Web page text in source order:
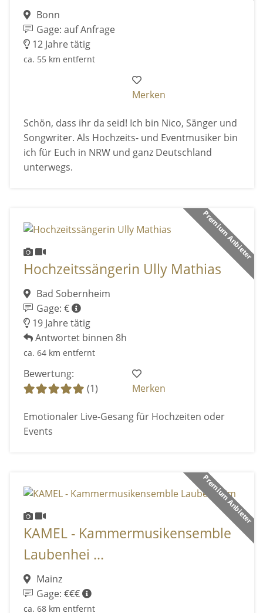
Bonn
Gage: auf Anfrage
12 Jahre tätig
ca. 55 km entfernt
Merken
Schön, dass ihr da seid! Ich bin Nico, Sänger und
Songwriter. Als Hochzeits- und Eventmusiker bin
ich für Euch in NRW und ganz Deutschland
unterwegs.
Premium Anbieter
Hochzeitssängerin Ully Mathias
Bad Sobernheim
Gage: €
19 Jahre tätig
Antwortet binnen 8h
ca. 64 km entfernt
Bewertung:
(1)
Merken
Emotionaler Live-Gesang für Hochzeiten oder
Events
Premium Anbieter
KAMEL - Kammermusikensemble
Laubenhei ...
Mainz
Gage: €€€
ca. 68 km entfernt